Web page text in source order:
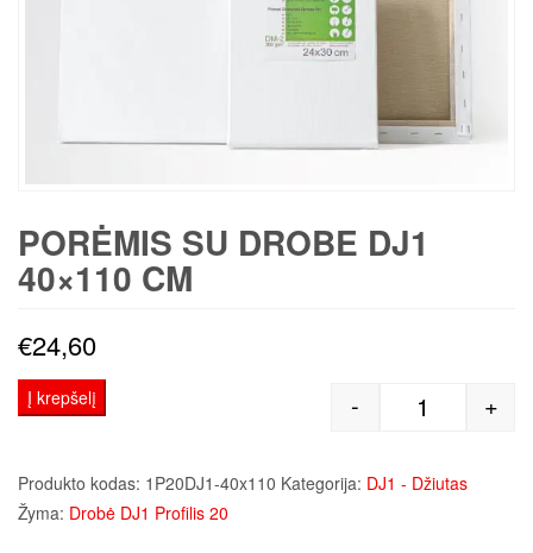
PORĖMIS SU DROBE DJ1
40×110 CM
€24,60
produkto
- +
Į krepšelį
Produkto kodas: 1P20DJ1-40x110 Kategorija: DJ1 - Džiutas
Žyma: Drobė DJ1 Profilis 20